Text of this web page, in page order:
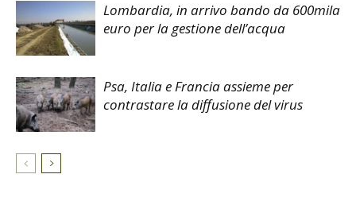
Lombardia, in arrivo bando da 600mila
euro per la gestione dell’acqua
Psa, Italia e Francia assieme per
contrastare la diffusione del virus